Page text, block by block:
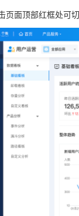
页面顶部红框处可